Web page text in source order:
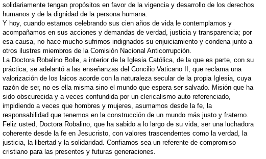
solidariamente tengan propósitos en favor de la vigencia y desarrollo de los derechos
humanos y de la dignidad de la persona humana.
Y hoy, cuando estamos celebrando sus cien años de vida le contemplamos y
acompañamos en sus acciones y demandas de verdad, justicia y transparencia; por
esa causa, no hace mucho sufrimos indignados su enjuiciamiento y condena junto a
otros ilustres miembros de la Comisión Nacional Anticorrupción.
La Doctora Robalino Bolle, a interior de la Iglesia Católica, de la que es parte, con su
práctica, se adelantó a las enseñanzas del Concilio Vaticano II, que reclama una
valorización de los laicos acorde con la naturaleza secular de la propia Iglesia, cuya
razón de ser, no es ella misma sino el mundo que espera ser salvado. Misión que ha
sido obscurecida y a veces confundida por un clericalismo auto referenciado,
impidiendo a veces que hombres y mujeres, asumamos desde la fe, la
responsabilidad que tenemos en la construcción de un mundo más justo y fraterno.
Feliz usted, Doctora Robalino, que ha sabido a lo largo de su vida, ser una luchadora
coherente desde la fe en Jesucristo, con valores trascendentes como la verdad, la
justicia, la libertad y la solidaridad. Confiamos sea un referente de compromiso
cristiano para las presentes y futuras generaciones.